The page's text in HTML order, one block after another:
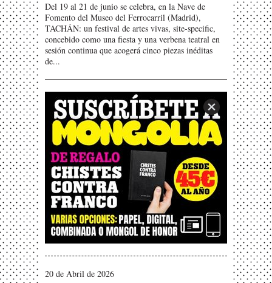
Del 19 al 21 de junio se celebra, en la Nave de
Fomento del Museo del Ferrocarril (Madrid),
TACHÁN: un festival de artes vivas, site-specific,
concebido como una fiesta y una verbena teatral en
sesión continua que acogerá cinco piezas inéditas
de...
20 de Abril de 2026